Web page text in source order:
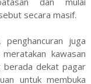
secara masif.
juga
kawasan
berada dekat pagar
untuk membuka